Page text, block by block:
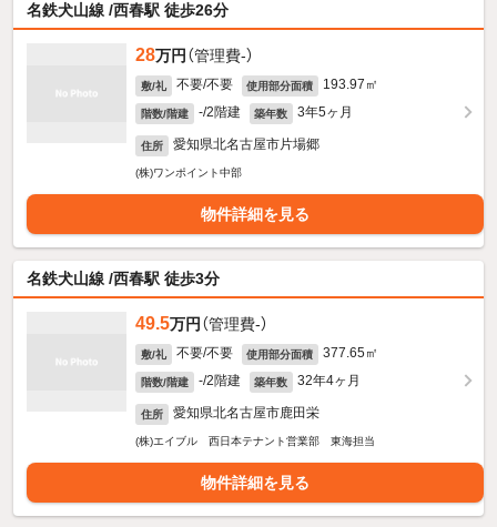
名鉄犬山線 /西春駅 徒歩26分
28万円 （管理費-）
敷/礼 不要/不要 使用部分面積 193.97㎡
階数/階建 -/2階建 築年数 3年5ヶ月
住所 愛知県北名古屋市片場郷
(株)ワンポイント中部
物件詳細を見る
名鉄犬山線 /西春駅 徒歩3分
49.5万円 （管理費-）
敷/礼 不要/不要 使用部分面積 377.65㎡
階数/階建 -/2階建 築年数 32年4ヶ月
住所 愛知県北名古屋市鹿田栄
(株)エイブル 西日本テナント営業部 東海担当
物件詳細を見る